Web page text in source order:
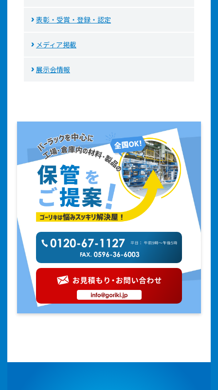
表彰・受賞・登録・認定
メディア掲載
展示会情報